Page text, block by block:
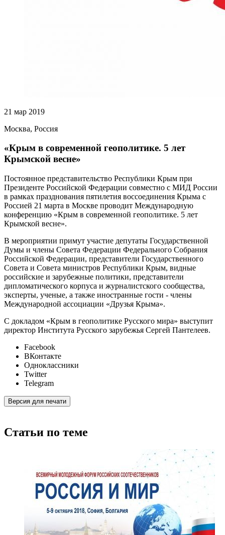
21 мар 2019
Москва, Россия
«Крым в современной геополитике. 5 лет
Крымской весне»
Постоянное представительство Республики Крым при
Президенте Российской Федерации совместно с МИД России
в рамках празднования пятилетия воссоединения Крыма с
Россией 21 марта в Москве проводит Международную
конференцию «Крым в современной геополитике. 5 лет
Крымской весне».
В мероприятии примут участие депутаты Государственной
Думы и члены Совета Федерации Федерального Собрания
Российской Федерации, представители Государственного
Совета и Совета министров Республики Крым, видные
российские и зарубежные политики, представители
дипломатического корпуса и журналистского сообщества,
эксперты, ученые, а также иностранные гости - члены
Международной ассоциации «Друзья Крыма».
С докладом «Крым в геополитике Русского мира» выступит
директор Института Русского зарубежья Сергей Пантелеев.
Facebook
ВКонтакте
Одноклассники
Twitter
Telegram
Версия для печати
Статьи по теме